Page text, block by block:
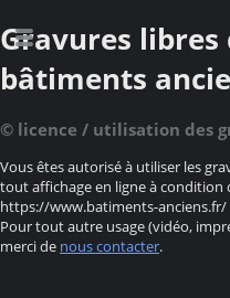
Gravures
bâtiments
© licence / utilisation des
Vous êtes autorisé à utiliser les
tout affichage en ligne à condition
https://www.batiments-anciens.fr/
Pour tout autre usage (vidéo,
merci de nous contacter.